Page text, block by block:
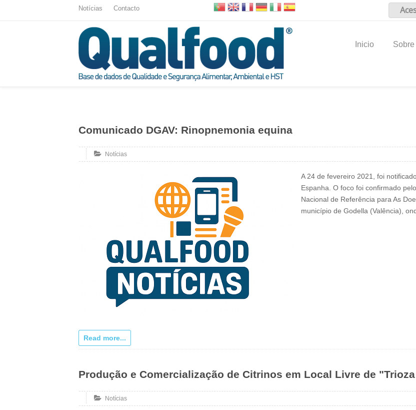
Notícias Contacto
Inicio
Comunicado DGAV: Rinopnemonia equina
Notícias
A 24 de fevereiro 2021, foi
Espanha. O foco foi confirmado
Nacional de Referência para As
município de Godella (Valência),
Read more...
Produção e Comercialização de Citrinos em Local Livre de
Notícias